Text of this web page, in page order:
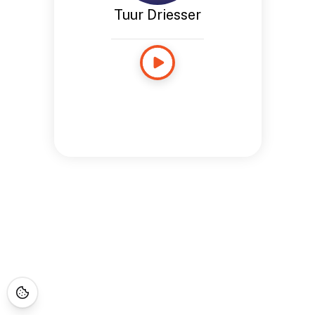
Tuur Driesser